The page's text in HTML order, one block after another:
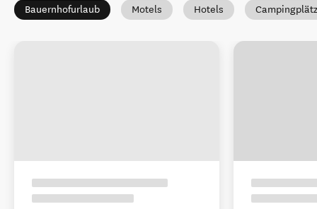
Bauernhofurlaub Motels Hotels